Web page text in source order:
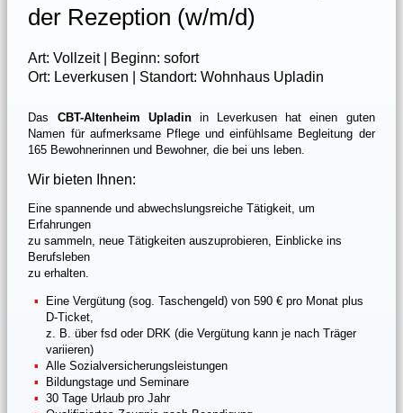
der Rezeption (w/m/d)
Art: Vollzeit | Beginn: sofort
Ort: Leverkusen | Standort: Wohnhaus Upladin
Das CBT-Altenheim Upladinin Leverkusen hat einen guten
Namen für aufmerksame Pflege und einfühlsame Begleitung der
165 Bewohnerinnen und Bewohner, die bei uns leben.
Wir bieten Ihnen:
Eine spannende und abwechslungsreiche Tätigkeit, um
Erfahrungen
zu sammeln, neue Tätigkeiten auszuprobieren, Einblicke ins
Berufsleben
zu erhalten.
Eine Vergütung (sog. Taschengeld) von 590 € pro Monat plus
D-Ticket,
z. B. über fsd oder DRK (die Vergütung kann je nach Träger
variieren)
Alle Sozialversicherungsleistungen
Bildungstage und Seminare
30 Tage Urlaub pro Jahr